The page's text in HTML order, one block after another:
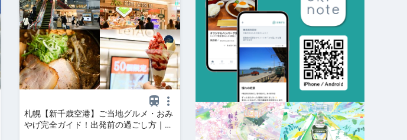
札幌【新千歳空港】ご当地グルメ・おみ
やげ完全ガイド！出発前の過ごし方｜る